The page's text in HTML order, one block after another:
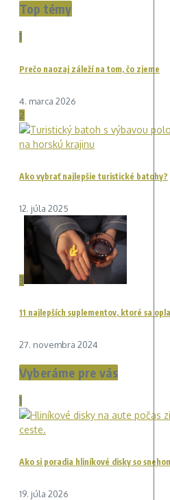
Top témy
1
Prečo naozaj záleží na tom, čo zjeme
4. marca 2026
2
Ako vybrať najlepšie turistické batohy?
12. júla 2025
3
11 najlepších suplementov, ktoré sa
27. novembra 2024
Vyberáme pre vás
1
Ako si poradia hliníkové disky so
19. júla 2026